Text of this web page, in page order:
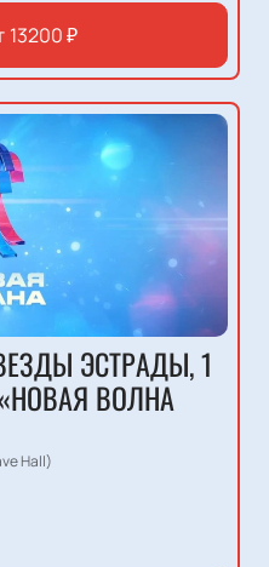
13200₽
ЭСТРАДЫ, 1
ВОЛНА
Hall)